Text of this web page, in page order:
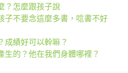
？怎麼跟孩子說
子不要念這麼多書，唸書不好
成績好可以幹嘛？
生的？他在我們身體哪裡？